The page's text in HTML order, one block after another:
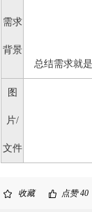
需求
背景
总结需求就
图
片/
文件
收藏 点赞40